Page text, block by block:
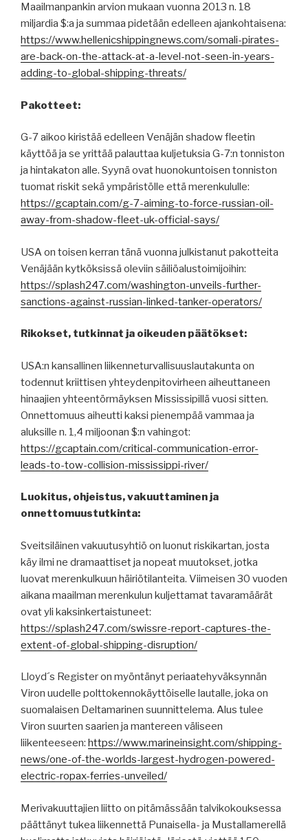
Maailmanpankin arvion mukaan vuonna 2013 n. 18
miljardia $:a ja summaa pidetään edelleen ajankohtaisena:
https://www.hellenicshippingnews.com/somali-pirates-
are-back-on-the-attack-at-a-level-not-seen-in-years-
adding-to-global-shipping-threats/
Pakotteet:
G-7 aikoo kiristää edelleen Venäjän shadow fleetin
käyttöä ja se yrittää palauttaa kuljetuksia G-7:n tonniston
ja hintakaton alle. Syynä ovat huonokuntoisen tonniston
tuomat riskit sekä ympäristölle että merenkululle:
https://gcaptain.com/g-7-aiming-to-force-russian-oil-
away-from-shadow-fleet-uk-official-says/
USA on toisen kerran tänä vuonna julkistanut pakotteita
Venäjään kytköksissä oleviin säiliöalustoimijoihin:
https://splash247.com/washington-unveils-further-
sanctions-against-russian-linked-tanker-operators/
Rikokset, tutkinnat ja oikeuden päätökset:
USA:n kansallinen liikenneturvallisuuslautakunta on
todennut kriittisen yhteydenpitovirheen aiheuttaneen
hinaajien yhteentörmäyksen Mississipillä vuosi sitten.
Onnettomuus aiheutti kaksi pienempää vammaa ja
aluksille n. 1,4 miljoonan $:n vahingot:
https://gcaptain.com/critical-communication-error-
leads-to-tow-collision-mississippi-river/
Luokitus, ohjeistus, vakuuttaminen ja
onnettomuustutkinta:
Sveitsiläinen vakuutusyhtiö on luonut riskikartan, josta
käy ilmi ne dramaattiset ja nopeat muutokset, jotka
luovat merenkulkuun häiriötilanteita. Viimeisen 30 vuoden
aikana maailman merenkulun kuljettamat tavaramäärät
ovat yli kaksinkertaistuneet:
https://splash247.com/swissre-report-captures-the-
extent-of-global-shipping-disruption/
Lloyd´s Register on myöntänyt periaatehyväksynnän
Viron uudelle polttokennokäyttöiselle lautalle, joka on
suomalaisen Deltamarinen suunnittelema. Alus tulee
Viron suurten saarien ja mantereen väliseen
liikenteeseen: https://www.marineinsight.com/shipping-
news/one-of-the-worlds-largest-hydrogen-powered-
electric-ropax-ferries-unveiled/
Merivakuuttajien liitto on pitämässään talvikokouksessa
päättänyt tukea liikennettä Punaisella- ja Mustallamerellä